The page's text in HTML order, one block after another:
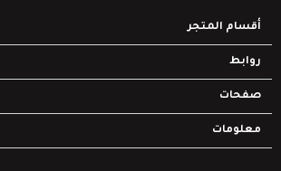
أقسام المتجر
روابط
صفحات
معلومات